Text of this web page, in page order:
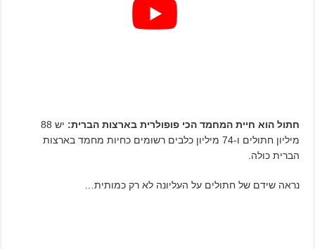
חתול הוא חיית המחמד הכי פופולרית בארצות הברית:
יש 88
מיליון חתולים ו-74 מיליון כלבים רשומים כחיות מחמד בארצות
הברית כולה.
נראה שידם של חתולים על העליונה לא רק כמותית…